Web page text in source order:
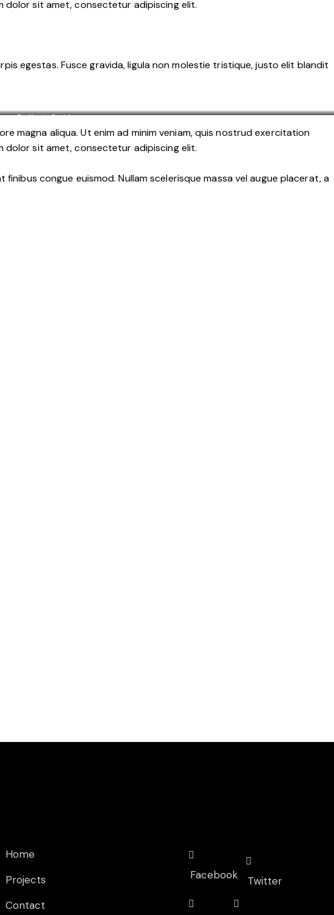
dolor sit amet, consectetur adipiscing elit.
egestas. Fusce gravida, ligula non molestie tristique, justo elit blandit
ByKevin Smith
magna aliqua. Ut enim ad minim veniam, quis nostrud exercitation
dolor sit amet, consectetur adipiscing elit.
congue euismod. Nullam scelerisque massa vel augue placerat, a
Home
Projects
Contact
Facebook Twitter